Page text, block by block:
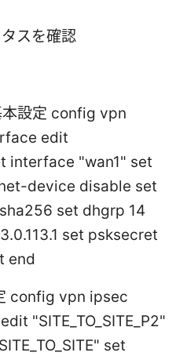
スを確認
本設定 config vpn
edit
interface "wan1" set
device disable set
set dhgrp 14
set psksecret
end
config vpn ipsec
"SITE_TO_SITE_P2"
set